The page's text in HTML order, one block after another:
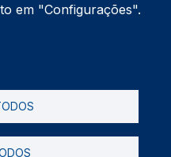
em "Configurações".